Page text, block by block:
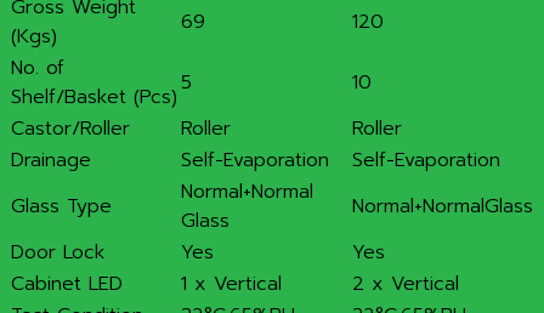
Gross Weight
(Kgs)
69
120
No. of
Shelf/Basket (Pcs)5
10
Castor/Roller
Roller
Roller
Drainage
Self-Evaporation
Self-Evaporation
Glass Type
Normal+Normal
Glass
Normal+NormalGlass
Door Lock
Yes
Yes
Cabinet LED
1 x Vertical
2 x Vertical